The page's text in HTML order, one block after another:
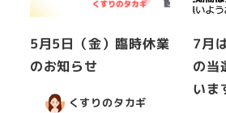
5月5日（金）臨時休業
のお知らせ
くすりのタカギ
7月
の当
いま